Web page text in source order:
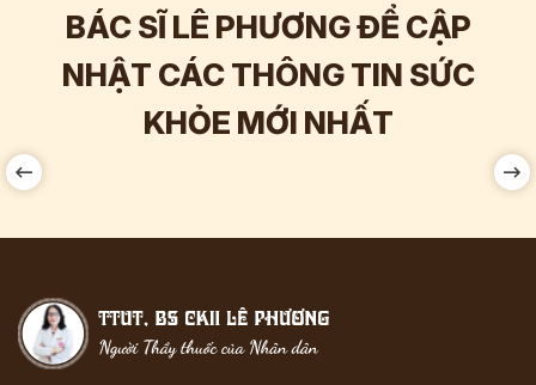
BÁC SĨ LÊ PHƯƠNG ĐỂ CẬP
NHẬT CÁC THÔNG TIN SỨC
KHỎE MỚI NHẤT